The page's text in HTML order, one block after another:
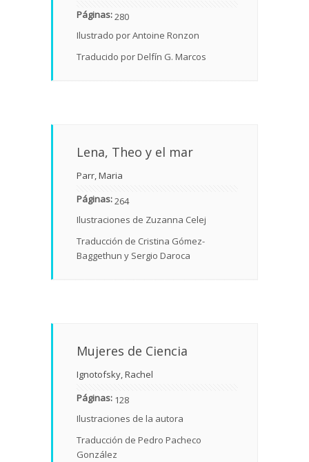
Páginas:280
Ilustrado por Antoine Ronzon
Traducido por Delfín G. Marcos
Lena, Theo y el mar
Parr, Maria
Páginas:264
Ilustraciones de Zuzanna Celej
Traducción de Cristina Gómez-
Baggethun y Sergio Daroca
Mujeres de Ciencia
Ignotofsky, Rachel
Páginas: 128
Ilustraciones de la autora
Traducción de Pedro Pacheco
González